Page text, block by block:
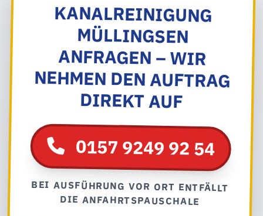
KANALREINIGUNG
MÜLLINGSEN
ANFRAGEN – WIR
NEHMEN DEN AUFTRAG
DIREKT AUF
0157 9249 92 54
BEI AUSFÜHRUNG VOR ORT ENTFÄLLT
DIE ANFAHRTSPAUSCHALE